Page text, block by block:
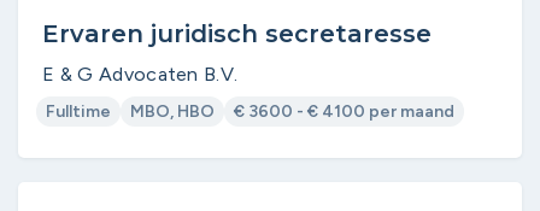
Ervaren juridisch secretaresse
E & G Advocaten B.V.
Fulltime MBO, HBO € 3600 - € 4100 per maand